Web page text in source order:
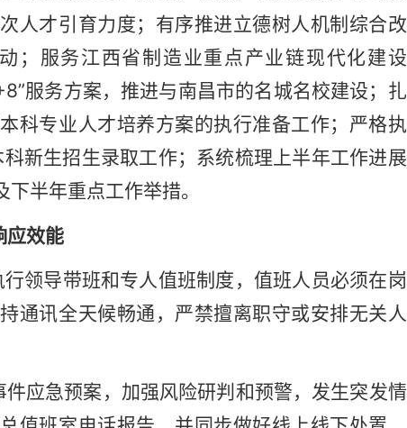
人才引育力度；有序推进立德树人机制综合改
；服务江西省制造业重点产业链现代化建设
服务方案，推进与南昌市的名城名校建设；扎
科专业人才培养方案的执行准备工作；严格执
新生招生录取工作；系统梳理上半年工作进展
半年重点工作举措。
应效能
领导带班和专人值班制度，值班人员必须在岗
通讯全天候畅通，严禁擅离职守或安排无关人
应急预案，加强风险研判和预警，发生突发情